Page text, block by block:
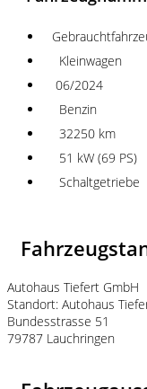
Kleinwagen
06/2024
Benzin
32250 km
51 kW (69 PS)
Schaltgetriebe
Autohaus Tiefert GmbH
Standort: Autohaus
Bundesstrasse 51
79787 Lauchringen